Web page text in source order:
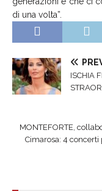
di una volta”.
ISCHIA
MONTEFORTE,
Cimarosa: 4 concerti